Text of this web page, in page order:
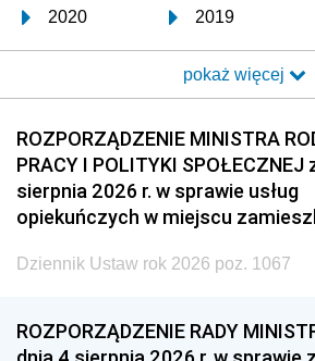
2020 2019
2017 2016
2014 2013
2011 2010
2008 2007
2005 2004
1996 1995
pokaż więcej
ROZPORZĄDZENIE MINISTRA
PRACY I POLITYKI SPOŁECZNEJ
sierpnia 2026 r. w sprawie usług
opiekuńczych w miejscu
Dziennik Ustaw rok 2026 poz. 1067
ROZPORZĄDZENIE RADY